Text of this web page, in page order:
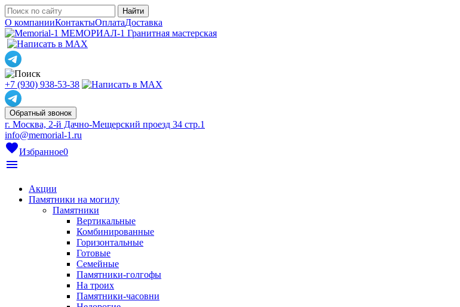
О компанииКонтактыОплатаДоставка
МЕМОРИАЛ-1 Гранитная мастерская
+7 (930) 938-53-38
Обратный звонок
г. Москва, 2-й Дачно-Мещерский проезд 34 стр.1
info@memorial-1.ru
favoriteИзбранное0
menu
Акции
Памятники на могилу
Памятники
Вертикальные
Комбинированные
Горизонтальные
Готовые
Семейные
Памятники-голгофы
На троих
Памятники-часовни